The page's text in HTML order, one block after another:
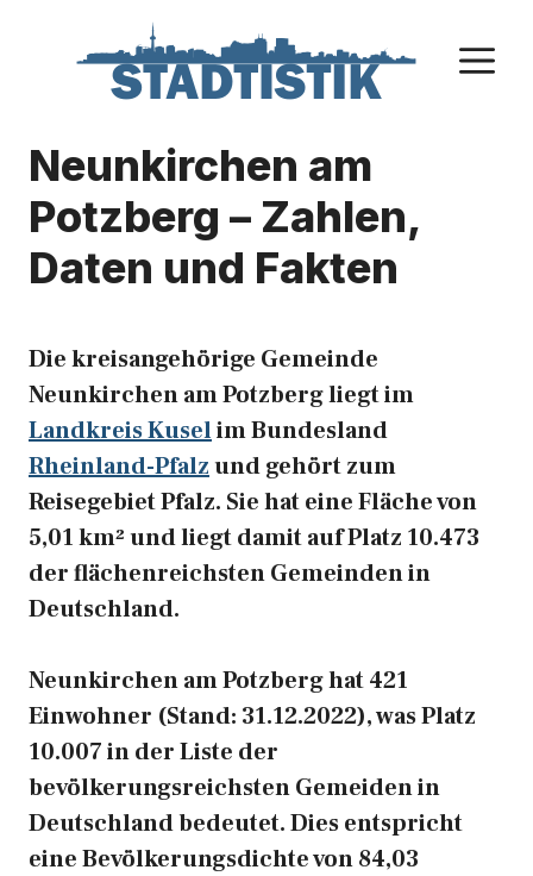
Neunkirchen am
Potzberg – Zahlen,
Daten und Fakten
Die kreisangehörige Gemeinde
Neunkirchen am Potzberg liegt im
Landkreis Kuselim Bundesland
Rheinland-Pfalzund gehört zum
Reisegebiet Pfalz. Sie hat eine Fläche von
5,01 km² und liegt damit auf Platz 10.473
der flächenreichsten Gemeinden in
Deutschland.
Neunkirchen am Potzberg hat 421
Einwohner (Stand: 31.12.2022), was Platz
10.007 in der Liste der
bevölkerungsreichsten Gemeiden in
Deutschland bedeutet. Dies entspricht
eine Bevölkerungsdichte von 84,03